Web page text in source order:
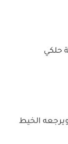
حلكي
الخيط